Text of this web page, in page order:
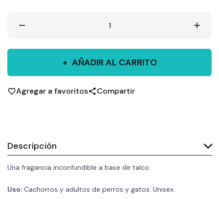
remove add
AÑADIR AL CARRITO
favorite_borderAgregar a favoritosshareCompartir
Descripción
Una fragancia inconfundible a base de talco.
Uso: Cachorros y adultos de perros y gatos. Unisex.